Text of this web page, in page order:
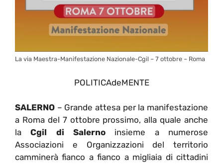
La via Maestra-Manifestazione Nazionale-Cgil – 7 ottobre – Roma
POLITICAdeMENTE
SALERNO – Grande attesa per la manifestazione
a Roma del 7 ottobre prossimo, alla quale anche
laCgil di Salerno insieme a numerose
Associazioni e Organizzazioni del territorio
camminerà fianco a fianco a migliaia di cittadini